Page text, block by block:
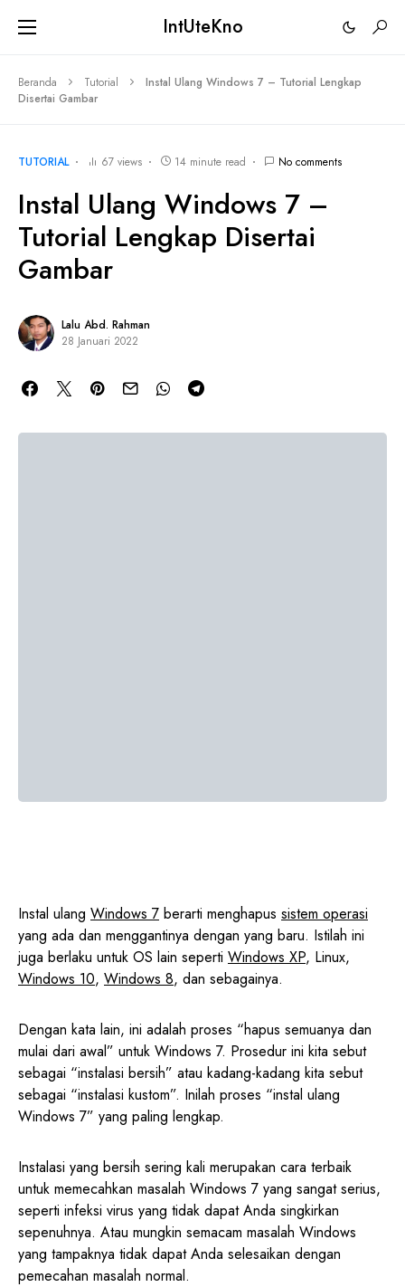
IntUteKno
Beranda Tutorial
Instal Ulang Windows 7 – Tutorial Lengkap
Disertai Gambar
TUTORIAL 67 views 14 minute read No comments
Instal Ulang Windows 7 –
Tutorial Lengkap Disertai
Gambar
Lalu Abd. Rahman
28 Januari 2022
Instal ulang Windows 7 berarti menghapus sistem operasi
yang ada dan menggantinya dengan yang baru. Istilah ini
juga berlaku untuk OS lain seperti Windows XP, Linux,
Windows 10, Windows 8, dan sebagainya.
Dengan kata lain, ini adalah proses “hapus semuanya dan
mulai dari awal” untuk Windows 7. Prosedur ini kita sebut
sebagai “instalasi bersih” atau kadang-kadang kita sebut
sebagai “instalasi kustom”. Inilah proses “instal ulang
Windows 7” yang paling lengkap.
Instalasi yang bersih sering kali merupakan cara terbaik
untuk memecahkan masalah Windows 7 yang sangat serius,
seperti infeksi virus yang tidak dapat Anda singkirkan
sepenuhnya. Atau mungkin semacam masalah Windows
yang tampaknya tidak dapat Anda selesaikan dengan
pemecahan masalah normal.